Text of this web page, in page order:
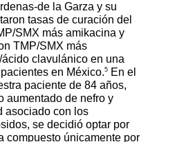
de la Garza y su
tasas de curación del
SMX más amikacina y
TMP/SMX más
clavulánico en una
en México.5 En el
paciente de 84 años,
aumentado de nefro y
asociado con los
se decidió optar por
compuesto únicamente por